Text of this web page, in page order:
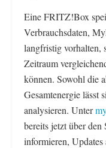
Eine FRITZ!Box
Verbrauchsdaten,
langfristig vorhalten,
Zeitraum
können. Sowohl die
Gesamtenergie lässt
analysieren. Unter
bereits jetzt über
informieren, Updates